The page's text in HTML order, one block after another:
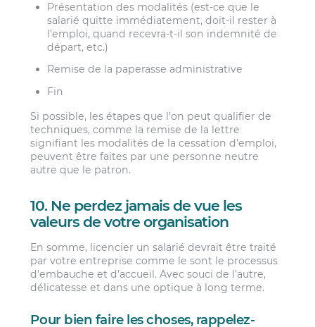
Présentation des modalités (est-ce que le
salarié quitte immédiatement, doit-il rester à
l’emploi, quand recevra-t-il son indemnité de
départ, etc.)
Remise de la paperasse administrative
Fin
Si possible, les étapes que l’on peut qualifier de
techniques, comme la remise de la lettre
signifiant les modalités de la cessation d’emploi,
peuvent être faites par une personne neutre
autre que le patron.
10. Ne perdez jamais de vue les
valeurs de votre organisation
En somme, licencier un salarié devrait être traité
par votre entreprise comme le sont le processus
d’embauche et d’accueil. Avec souci de l’autre,
délicatesse et dans une optique à long terme.
Pour bien faire les choses, rappelez-